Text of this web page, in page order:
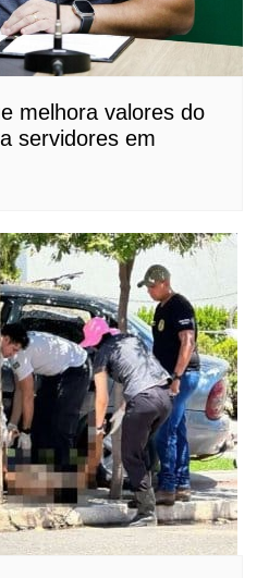
melhora valores do
servidores em